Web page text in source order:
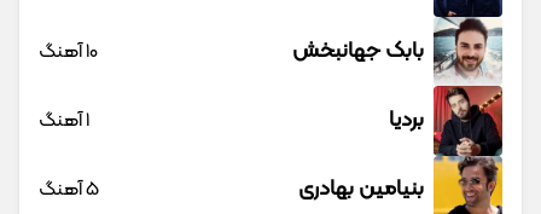
بابک جهانبخش 10 آهنگ
بردیا 1 آهنگ
بنیامین بهادری 5 آهنگ